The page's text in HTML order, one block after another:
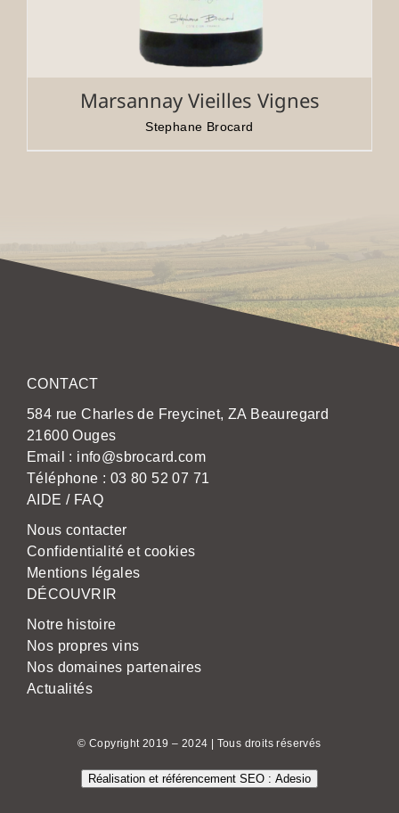
Marsannay Vieilles Vignes
Stephane Brocard
CONTACT
584 rue Charles de Freycinet, ZA Beauregard
21600 Ouges
Email : info@sbrocard.com
Téléphone : 03 80 52 07 71
AIDE / FAQ
Nous contacter
Confidentialité et cookies
Mentions légales
DÉCOUVRIR
Notre histoire
Nos propres vins
Nos domaines partenaires
Actualités
© Copyright 2019 – 2024 | Tous droits réservés
Réalisation et référencement SEO : Adesio